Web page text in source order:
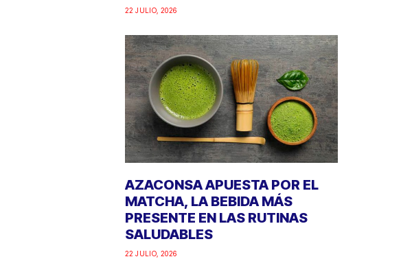
22 JULIO, 2026
AZACONSA APUESTA POR EL
MATCHA, LA BEBIDA MÁS
PRESENTE EN LAS RUTINAS
SALUDABLES
22 JULIO, 2026